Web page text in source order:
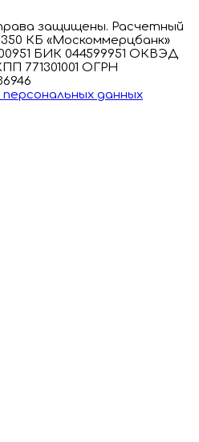
защищены. Расчетный
КБ «Москоммерцбанк»
БИК 044599951 ОКВЭД
771301001 ОГРН
данных